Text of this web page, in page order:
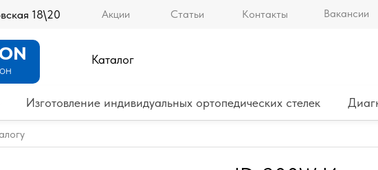
18\20 Вакансии
Контакты
Статьи
Акции
Изготовление индивидуальных ортопедических стелек
Каталог